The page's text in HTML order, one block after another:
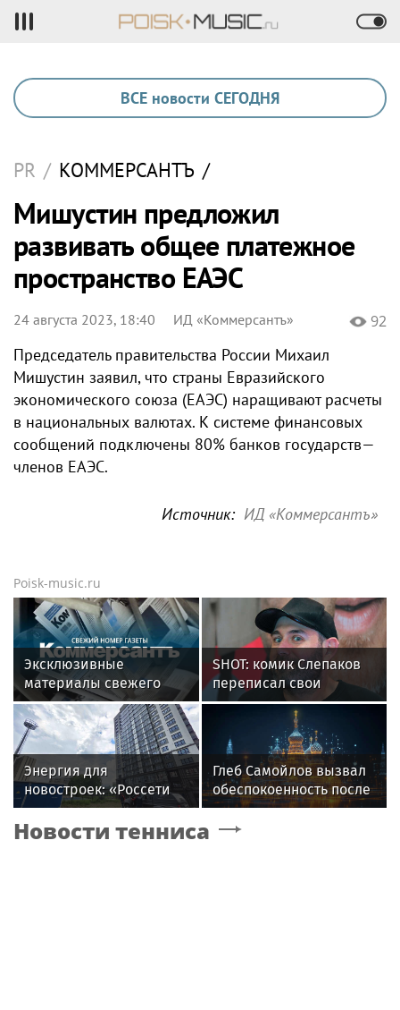
ВСЕ новости СЕГОДНЯ
PR / КОММЕРСАНТЪ /
Мишустин предложил
развивать общее платежное
пространство ЕАЭС
24 августа 2023, 18:40 ИД «Коммерсантъ» 92
Председатель правительства России Михаил
Мишустин заявил, что страны Евразийского
экономического союза (ЕАЭС) наращивают расчеты
в национальных валютах. К системе финансовых
сообщений подключены 80% банков государств—
членов ЕАЭС.
Источник: ИД «Коммерсантъ»
Poisk-music.ru
Эксклюзивные
материалы свежего
номера газеты
«Коммерсантъ»:
SHOT: комик Слепаков
переписал свои
квартиры в РФ на
родителей после
переезда
Энергия для
новостроек: «Россети
Новосибирск»
обеспечили почти 12
Глеб Самойлов вызвал
обеспокоенность после
концерта в Москве
Новости тенниса